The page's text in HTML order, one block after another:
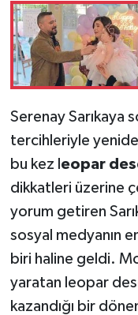
Serenay Sarıkaya
tercihleriyle
bu kez l eopar
dikkatleri üzerine
yorum getiren
sosyal medyanın
biri haline geldi.
yaratan leopar
kazandığı bir